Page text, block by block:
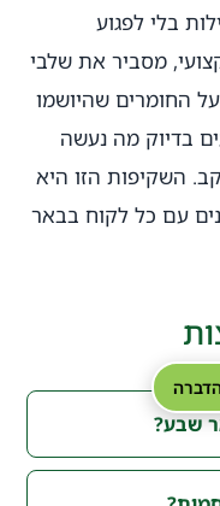
בלי לפגוע
מסביר את שלבי
החומרים שהיושמו
בדיוק מה נעשה
השקיפות הזו היא
עם כל לקוח בבאר
שבע?